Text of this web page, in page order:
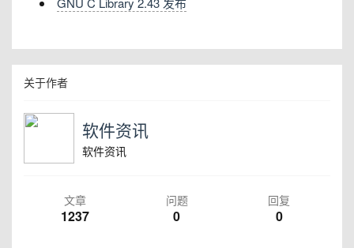
关于作者
软件资讯
软件资讯
文章
1237
问题
0
回复
0